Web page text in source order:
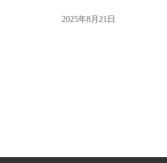
2025年8月21日